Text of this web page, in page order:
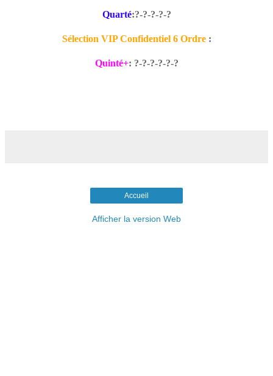
Quarté:?-?-?-?-?
Sélection VIP Confidentiel 6 Ordre:
Quinté+: ?-?-?-?-?-?
Accueil
Afficher la version Web